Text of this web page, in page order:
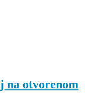
na otvorenom